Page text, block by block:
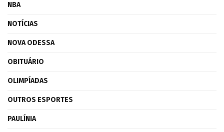
NBA
NOTÍCIAS
NOVA ODESSA
OBITUÁRIO
OLIMPÍADAS
OUTROS ESPORTES
PAULÍNIA